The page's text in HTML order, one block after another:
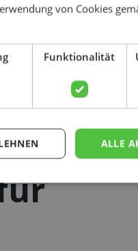
normale
von Cookies
Funktionalität
ALLE